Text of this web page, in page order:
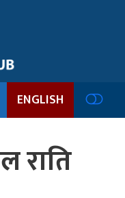
ENGLISH
राति